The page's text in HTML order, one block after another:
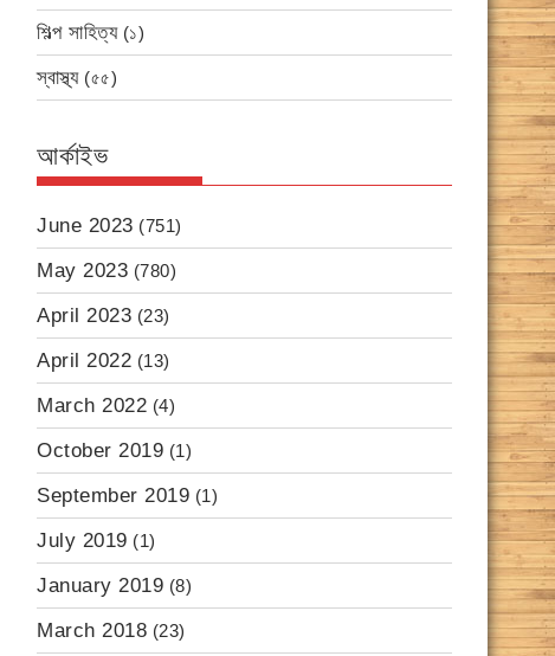
শিল্প সাহিত্য(১)
স্বাস্থ্য(৫৫)
আর্কাইভ
June 2023 (751)
May 2023 (780)
April 2023 (23)
April 2022 (13)
March 2022 (4)
October 2019 (1)
September 2019 (1)
July 2019 (1)
January 2019 (8)
March 2018 (23)